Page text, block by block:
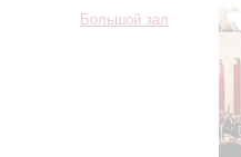
Большой зал